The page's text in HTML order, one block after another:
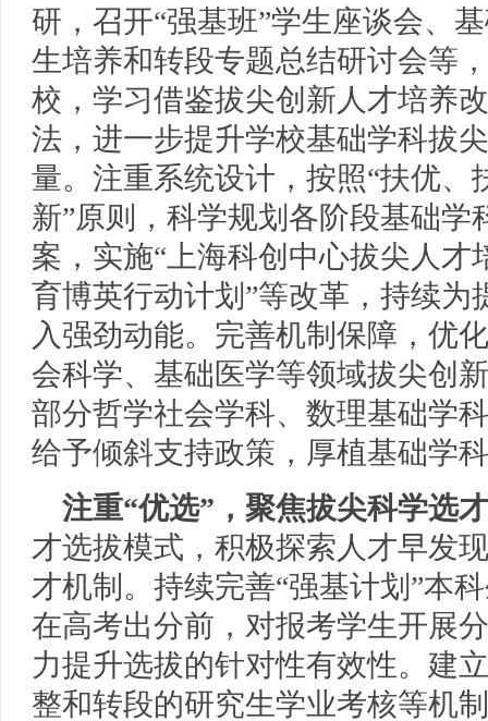
研，召开“强基班”学生座谈会、
生培养和转段专题总结研讨会等
校，学习借鉴拔尖创新人才培养
法，进一步提升学校基础学科拔
量。注重系统设计，按照“扶优、
新”原则，科学规划各阶段基础学
案，实施“上海科创中心拔尖人才
育博英行动计划”等改革，持续为
入强劲动能。完善机制保障，优
会科学、基础医学等领域拔尖创
部分哲学社会学科、数理基础学
给予倾斜支持政策，厚植基础学
注重“优选”，聚焦拔尖科学选
才选拔模式，积极探索人才早发
才机制。持续完善“强基计划”本
在高考出分前，对报考学生开展
力提升选拔的针对性有效性。建
整和转段的研究生学业考核等机